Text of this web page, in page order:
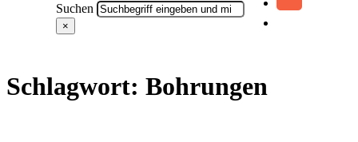
Suchen
×
Schlagwort: Bohrungen